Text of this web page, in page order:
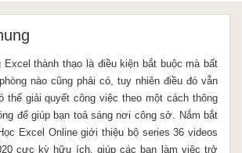
Excel thành thạo là điều kiện bắt buộc mà bất
nào cũng phải có, tuy nhiên điều đó vẫn
thể giải quyết công việc theo một cách thông
để giúp bạn toả sáng nơi công sở. Nắm bắt
Excel Online giới thiệu bộ series 36 videos
cực kỳ hữu ích, giúp các bạn làm việc trở